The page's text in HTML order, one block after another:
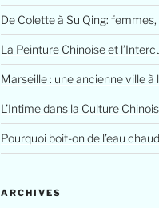
De Colette à Su Qing:
La Peinture Chinoise et
Marseille : une ancienne ville
L’Intime dans la Culture
Pourquoi boit-on de l’eau
ARCHIVES